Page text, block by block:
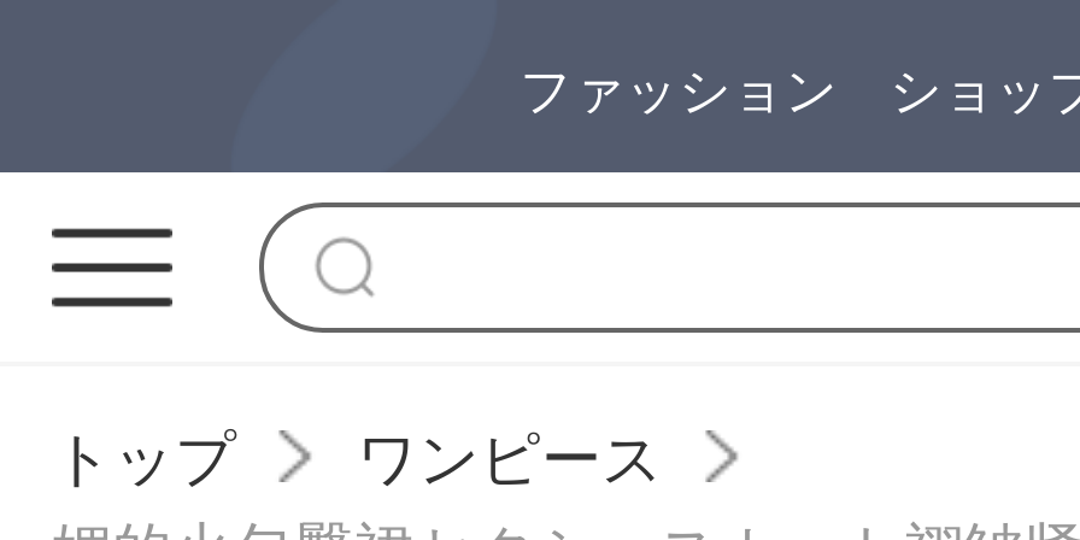
ファッション ショッ
トップ
ワンピース